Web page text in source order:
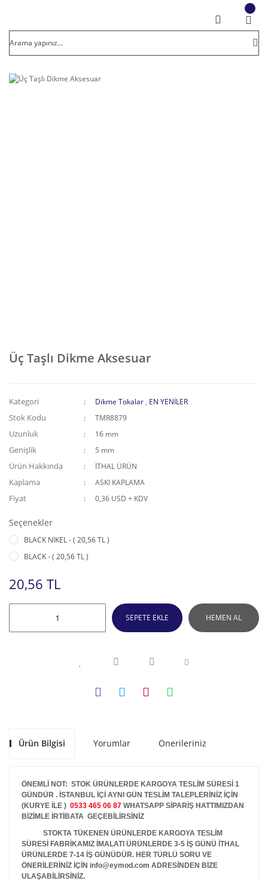
Üç Taşlı Dikme Aksesuar
Kategori Dikme Tokalar , EN YENİLER
Stok Kodu TMR8879
Uzunluk 16 mm
Genişlik 5 mm
Ürün Hakkında İTHAL ÜRÜN
Kaplama ASKI KAPLAMA
Fiyat 0,36 USD + KDV
Seçenekler
BLACK NİKEL - ( 20,56 TL )
BLACK - ( 20,56 TL )
20,56 TL
SEPETE EKLE HEMEN AL
Ürün Bilgisi Yorumlar Önerileriniz
ÖNEMLİ NOT: STOK ÜRÜNLERDE KARGOYA TESLİM SÜRESİ 1
GÜNDÜR . İSTANBUL İÇİ AYNI GÜN TESLİM TALEPLERİNİZ İÇİN
(KURYE İLE ) 0533 465 06 87 WHATSAPP SİPARİŞ HATTIMIZDAN
BİZİMLE İRTİBATA GEÇEBİLİRSİNİZ
STOKTA TÜKENEN ÜRÜNLERDE KARGOYA TESLİM
SÜRESİ FABRİKAMIZ İMALATI ÜRÜNLERDE 3-5 İŞ GÜNÜ İTHAL
ÜRÜNLERDE 7-14 İŞ GÜNÜDÜR. HER TÜRLÜ SORU VE
ÖNERİLERİNİZ İÇİN info@eymod.com ADRESİNDEN BİZE
ULAŞABİLİRSİNİZ.